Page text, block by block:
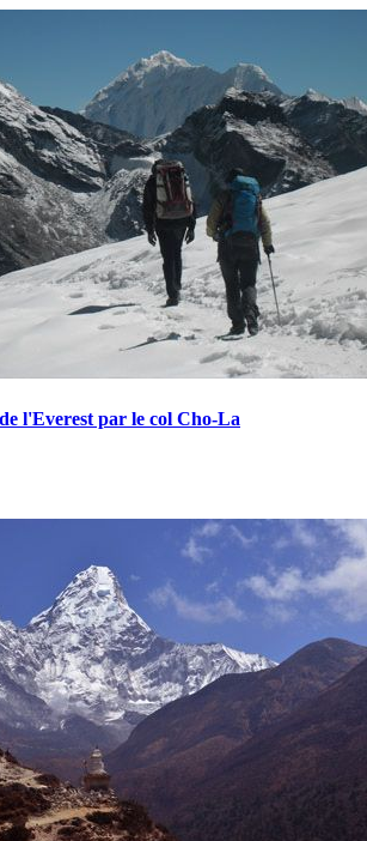
l'Everest par le col Cho-La